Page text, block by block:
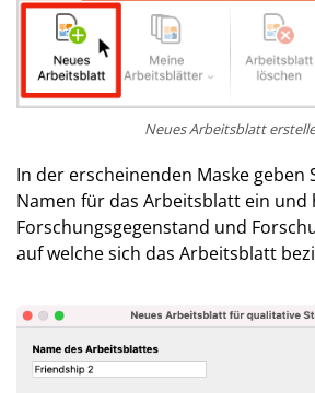
Neues Arbeitsblatt
In der erscheinenden Maske geben
Namen für das Arbeitsblatt ein und
Forschungsgegenstand und
auf welche sich das Arbeitsblatt